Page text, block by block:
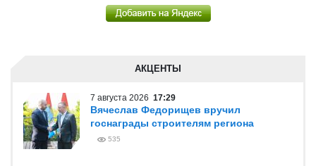
АКЦЕНТЫ
7 августа 2026 17:29
Вячеслав Федорищев вручил
госнаграды строителям региона
535